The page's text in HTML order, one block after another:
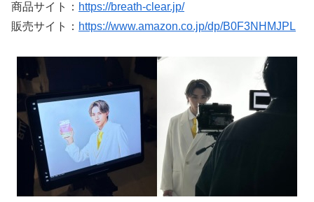
商品サイト： https://breath-clear.jp/
販売サイト： https://www.amazon.co.jp/dp/B0F3NHMJPL